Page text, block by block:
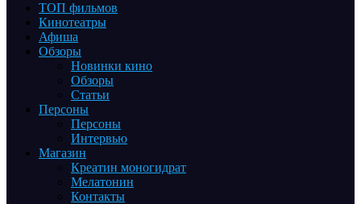
ТОП фильмов
Кинотеатры
Афиша
Обзоры
Новинки кино
Обзоры
Статьи
Персоны
Персоны
Интервью
Магазин
Креатин моногидрат
Мелатонин
Контакты